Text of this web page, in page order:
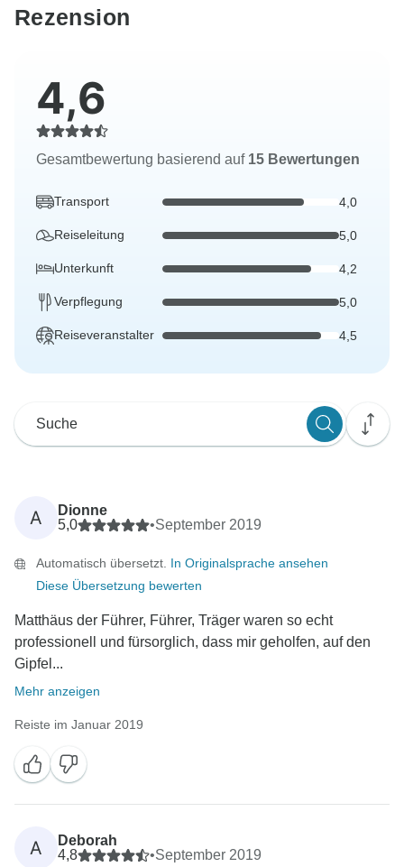
Rezension
4,6
Gesamtbewertung basierend auf 15 Bewertungen
Transport 4,0
Reiseleitung 5,0
Unterkunft 4,2
Verpflegung 5,0
Reiseveranstalter 4,5
A
Dionne
5,0
•September 2019
Automatisch übersetzt. In Originalsprache ansehen
Diese Übersetzung bewerten
Matthäus der Führer, Führer, Träger waren so echt
professionell und fürsorglich, dass mir geholfen, auf den
Gipfel...
Mehr anzeigen
Reiste im Januar 2019
A
Deborah
4,8
•September 2019